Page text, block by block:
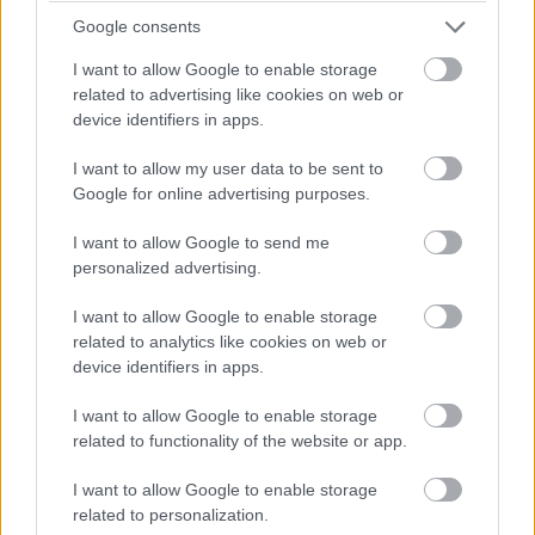
Google consents
I want to allow Google to enable storage
related to advertising like cookies on web or
device identifiers in apps.
I want to allow my user data to be sent to
Google for online advertising purposes.
I want to allow Google to send me
personalized advertising.
I want to allow Google to enable storage
related to analytics like cookies on web or
device identifiers in apps.
I want to allow Google to enable storage
related to functionality of the website or app.
I want to allow Google to enable storage
related to personalization.
A gumikopás állítólag nagyobb, mitn ahogy a csapatok várták,
akár a közepes, akár a kemény keverékről beszélünk.
De előzni úgysem lehet...
Az azért egyértelmű, hogy Ocon feltartja a Ferrarikat és
Ocon őrzi a harmadik helyet.
Nocsak, előzés: Magnussen bevetődött Sargeant mellé, és
megelőzi!
Perez is elmegy a Williams mellett.
Sainz fekete-fehér zászlót kap a megmozdulásáért, de nincs